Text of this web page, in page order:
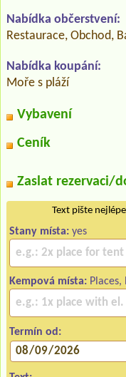
Nabídka občerstvení:
Restaurace, Obchod,
Nabídka koupání:
Moře s pláží
Vybavení
Ceník
Zaslat rezervaci/
Text pište
Stany místa: yes
Kempová místa: Places,
Termín od: